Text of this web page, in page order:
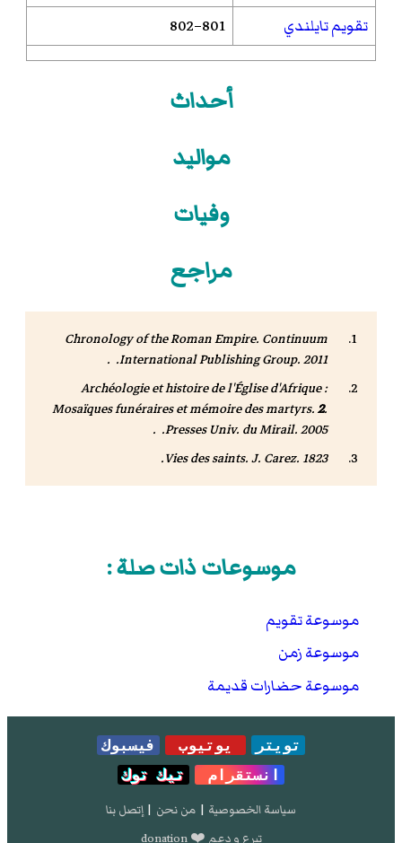
تقويم تايلندي
801–802
أحداث
مواليد
وفيات
مراجع
Chronology of the Roman Empire. Continuum
International Publishing Group. 2011. .
Archéologie et histoire de l'Église d'Afrique :
Mosaïques funéraires et mémoire des martyrs.2.
Presses Univ. du Mirail. 2005. .
Vies des saints. J. Carez. 1823.
موسوعات ذات صلة :
موسوعة تقويم
موسوعة زمن
موسوعة حضارات قديمة
تويتر يوتيوب
فيسبوك
انستقرام
تيك توك
سياسة الخصوصية | من نحن | إتصل بنا
تبرع و دعم ❤️ donation